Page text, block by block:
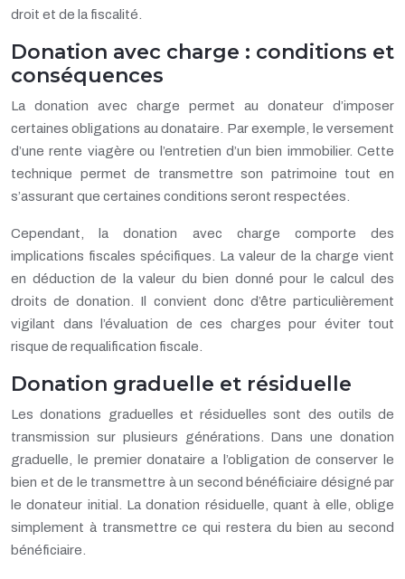
droit et de la fiscalité.
Donation avec charge : conditions et
conséquences
La donation avec charge permet au donateur d’imposer
certaines obligations au donataire. Par exemple, le versement
d’une rente viagère ou l’entretien d’un bien immobilier. Cette
technique permet de transmettre son patrimoine tout en
s’assurant que certaines conditions seront respectées.
Cependant, la donation avec charge comporte des
implications fiscales spécifiques. La valeur de la charge vient
en déduction de la valeur du bien donné pour le calcul des
droits de donation. Il convient donc d’être particulièrement
vigilant dans l’évaluation de ces charges pour éviter tout
risque de requalification fiscale.
Donation graduelle et résiduelle
Les donations graduelles et résiduelles sont des outils de
transmission sur plusieurs générations. Dans une donation
graduelle, le premier donataire a l’obligation de conserver le
bien et de le transmettre à un second bénéficiaire désigné par
le donateur initial. La donation résiduelle, quant à elle, oblige
simplement à transmettre ce qui restera du bien au second
bénéficiaire.